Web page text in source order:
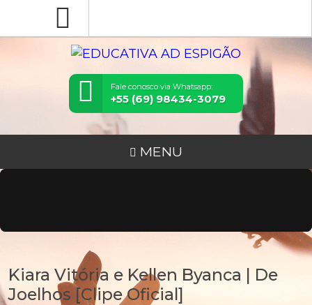
Fale conosco via Whatsapp:
+55 (69) 98434-3079
MENU
Kiara Vitória e Kellen Byanca | De
Joelhos [Clipe Oficial]